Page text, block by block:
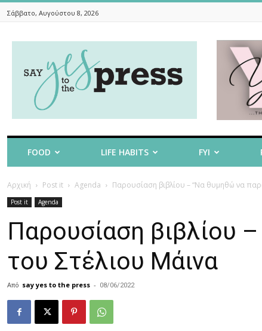
Σάββατο, Αυγούστου 8, 2026
To
The
FOOD LIFE HABITS FYI
Αρχική Post it Agenda Παρουσίαση βιβλίου – “Να θυμηθώ να
Post it Agenda
Παρουσίαση βιβλίου
του Στέλιου Μάινα
Από say yes to the press - 08/06/2022